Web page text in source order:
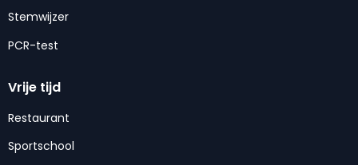
Stemwijzer
PCR-test
Vrije tijd
Restaurant
Sportschool